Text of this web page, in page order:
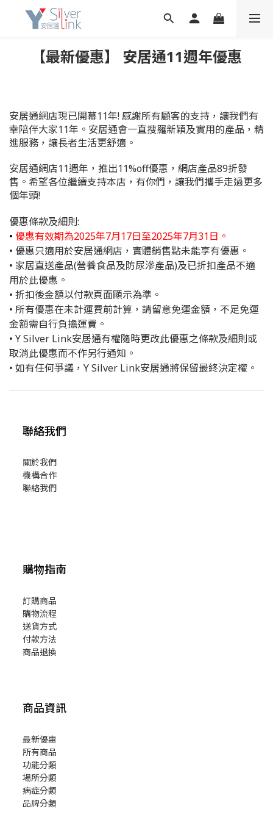
【最新優惠】 安居通11週年優惠
安居通網店現已開幕11年! 感謝所有顧客的支持，讓我們有
幸陪伴大家11年。安居通會一直搜羅新穎及實用的產品，精
進服務，讓長者生活更舒適。
安居通網店11週年，推出11%off優惠，網店產品89折發
售。希望各位繼續支持本店，有你們，讓我們攜手走過更多
個年頭!
優惠條款及細則:
• 優惠有效期為2025年7月17日至2025年7月31日。
• 優惠只適用於安居通網店，實體銷售點未能享有優惠。
• 家居直送產品(營養食品及防尿滲產品)及已折扣產品不適
用於此優惠。
• 折扣後金額以付款頁面顯示為準。
• 所有優惠在未計運費前計算，請留意免運金額，不足免運
金額需自行負擔運費。
• Y Silver Link安居通有權隨時更改此優惠之條款及細則或
取消此優惠而不作另行通知。
• 如有任何爭議，Y Silver Link安居通將保留最終決定權。
聯絡我們
關於我們
機構合作
聯絡我們
購物指南
訂購商品
購物流程
送貨方式
付款方法
商品退換
商品資訊
最新優惠
所有商品
功能分類
場所分類
病症分類
品牌分類